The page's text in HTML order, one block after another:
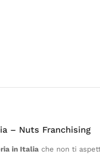
– Nuts Franchising
in Italia che non ti